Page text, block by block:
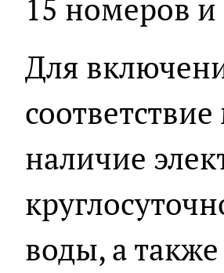
15 номеров и
Для
наличие
воды, а